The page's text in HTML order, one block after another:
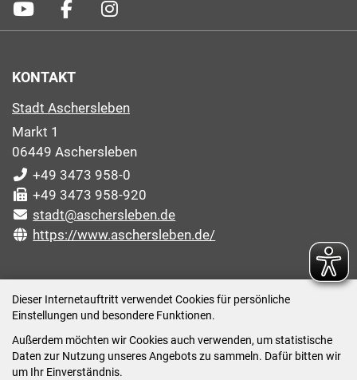
Dieser Internetauftritt verwendet Cookies für persönliche
Einstellungen und besondere Funktionen.
Außerdem möchten wir Cookies auch verwenden, um statistische
Daten zur Nutzung unseres Angebots zu sammeln. Dafür bitten wir
um Ihr Einverständnis.
KONTAKT
Stadt Aschersleben
Markt 1
06449 Aschersleben
+49 3473 958-0
+49 3473 958-920
stadt@aschersleben.de
https://www.aschersleben.de/
Montag: 09:00-12:00 /14:00-15:00 Uhr
Dienstag: 09:00-12:00 /14:00-16:00 Uhr
Mittwoch: 09:00 - 12:00 Uhr (nach vorheriger